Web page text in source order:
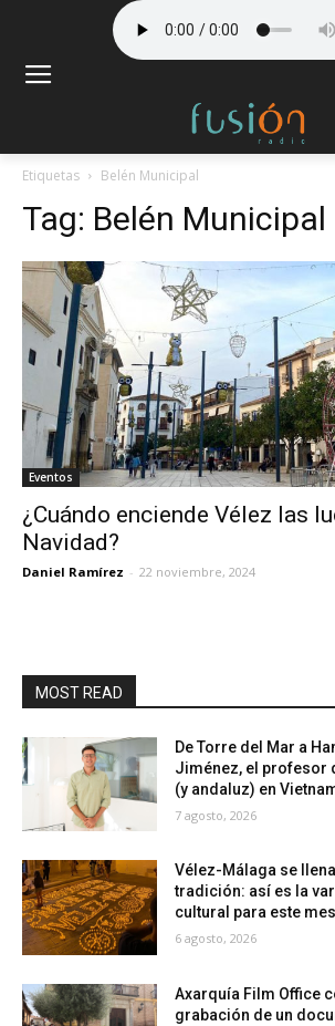
Etiquetas Belén Municipal
Tag: Belén Municipal
Eventos
¿Cuándo enciende Vélez las
Navidad?
Daniel Ramírez - 22 noviembre, 2024
MOST READ
De Torre del Mar a
Jiménez, el profesor
(y andaluz) en
7 agosto, 2026
Vélez-Málaga se
tradición: así es la
cultural para este
6 agosto, 2026
Axarquía Film Office
grabación de un